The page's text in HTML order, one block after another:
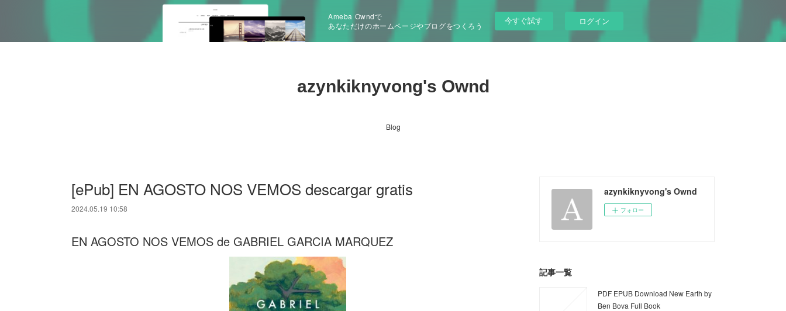
Ameba Owndで
あなただけのホームページやブログをつくろう
今すぐ試す ログイン
azynkiknyvong's Ownd
Blog
[ePub] EN AGOSTO NOS VEMOS descargar gratis
2024.05.19 10:58
EN AGOSTO NOS VEMOS de GABRIEL GARCIA MARQUEZ
azynkiknyvong's Ownd
フォロー
記事一覧
PDF EPUB Download New Earth by
Ben Bova Full Book